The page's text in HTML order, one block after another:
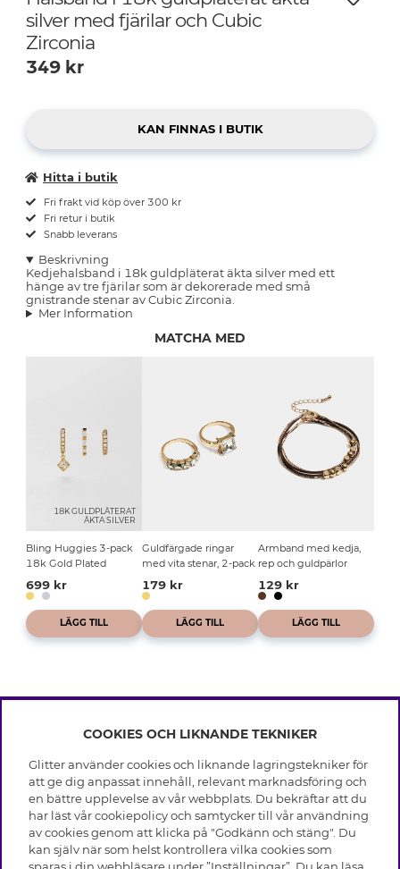
silver med fjärilar och Cubic
Zirconia
349 kr
Hitta i butik
Fri frakt vid köp över 300 kr
Fri retur i butik
Snabb leverans
Beskrivning
Kedjehalsband i 18k guldpläterat äkta silver med ett
hänge av tre fjärilar som är dekorerade med små
gnistrande stenar av Cubic Zirconia.
Mer Information
MATCHA MED
18K GULDPLÄTERAT
ÄKTA SILVER
Bling Huggies 3-pack
18k Gold Plated
699 kr
LÄGG TILL
Guldfärgade ringar
med vita stenar, 2-pack
179 kr
LÄGG TILL
Armband med kedja,
rep och guldpärlor
129 kr
LÄGG TILL
INFO
Leverans
Villkor
Integritetspolicy
Cookies
Medlemsvillkor
OM GLITTER
Black Friday
Våra butiker
Varumärken
HJÄLP
COOKIES OCH LIKNANDE TEKNIKER
Glitter använder cookies och liknande lagringstekniker för
att ge dig anpassat innehåll, relevant marknadsföring och
en bättre upplevelse av vår webbplats. Du bekräftar att du
har läst vår cookiepolicy och samtycker till vår användning
av cookies genom att klicka på "Godkänn och stäng". Du
kan själv när som helst kontrollera vilka cookies som